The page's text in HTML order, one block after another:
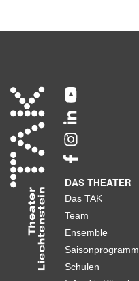
DAS THEATER
Das TAK
Team
Ensemble
Saisonprogramm
Schulen